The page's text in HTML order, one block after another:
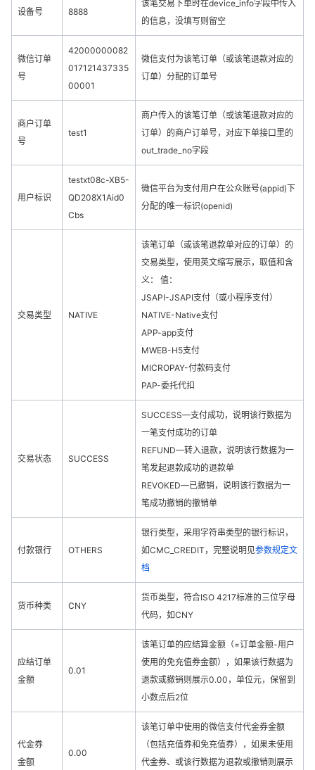
设备号 8888
该笔交易下单时在device_info字段中传入
的信息，没填写则留空
微信订单
号
42000000082
017121437335
00001
微信支付为该笔订单（或该笔退款对应的
订单）分配的订单号
商户订单
号
test1
商户传入的该笔订单（或该笔退款对应的
订单）的商户订单号，对应下单接口里的
out_trade_no字段
用户标识
testxt08c-XB5-
QD208X1Aid0
Cbs
微信平台为支付用户在公众账号(appid)下
分配的唯一标识(openid)
交易类型 NATIVE
该笔订单（或该笔退款单对应的订单）的
交易类型，使用英文缩写展示，取值和含
义： 值：
JSAPI-JSAPI支付（或小程序支付）
NATIVE-Native支付
APP-app支付
MWEB-H5支付
MICROPAY-付款码支付
PAP-委托代扣
交易状态 SUCCESS
SUCCESS—支付成功，说明该行数据为
一笔支付成功的订单
REFUND—转入退款，说明该行数据为一
笔发起退款成功的退款单
REVOKED—已撤销，说明该行数据为一
笔成功撤销的撤销单
付款银行 OTHERS
银行类型，采用字符串类型的银行标识，
如CMC_CREDIT，完整说明见参数规定文
档
货币种类 CNY
货币类型，符合ISO 4217标准的三位字母
代码，如CNY
应结订单
金额
0.01
该笔订单的应结算金额（=订单金额-用户
使用的免充值券金额），如果该行数据为
退款或撤销则展示0.00，单位元，保留到
小数点后2位
代金券
金额
0.00
该笔订单中使用的微信支付代金券金额
（包括充值券和免充值券），如果未使用
代金券、或该行数据为退款或撤销则展示